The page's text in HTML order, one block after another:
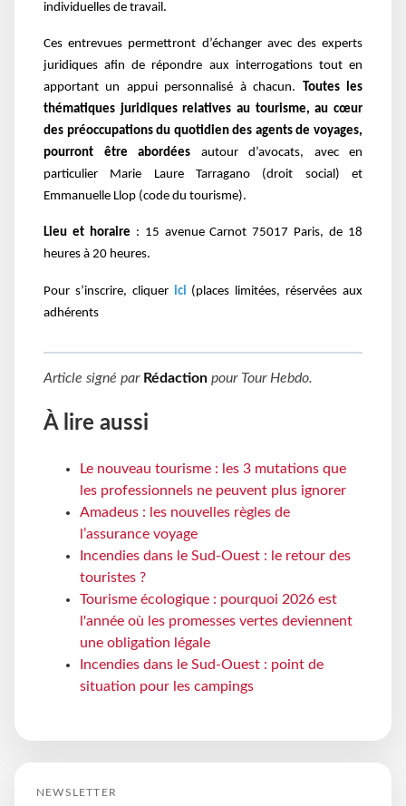
individuelles de travail.
Ces entrevues permettront d’échanger avec des experts
juridiques afin de répondre aux interrogations tout en
apportant un appui personnalisé à chacun.
Toutes les
thématiques juridiques relatives au tourisme, au cœur
des préoccupations du quotidien des agents de voyages,
pourront être abordées autour d’avocats, avec en
particulier Marie Laure Tarragano (droit social) et
Emmanuelle Llop (code du tourisme).
Lieu et horaire : 15 avenue Carnot 75017 Paris, de 18
heures à 20 heures.
Pour s’inscrire, cliquer ici (places limitées, réservées aux
adhérents
Article signé par Rédaction pour Tour Hebdo.
À lire aussi
Le nouveau tourisme : les 3 mutations que
les professionnels ne peuvent plus ignorer
Amadeus : les nouvelles règles de
l’assurance voyage
Incendies dans le Sud-Ouest : le retour des
touristes ?
Tourisme écologique : pourquoi 2026 est
l'année où les promesses vertes deviennent
une obligation légale
Incendies dans le Sud-Ouest : point de
situation pour les campings
NEWSLETTER